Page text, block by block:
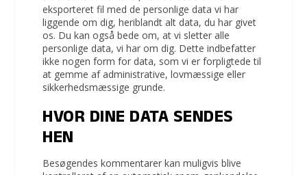
eksporteret fil med de personlige data vi har
liggende om dig, heriblandt alt data, du har givet
os. Du kan også bede om, at vi sletter alle
personlige data, vi har om dig. Dette indbefatter
ikke nogen form for data, som vi er forpligtede til
at gemme af administrative, lovmæssige eller
sikkerhedsmæssige grunde.
HVOR DINE DATA SENDES
HEN
Besøgendes kommentarer kan muligvis blive